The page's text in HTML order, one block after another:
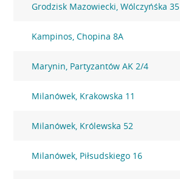
Grodzisk Mazowiecki, Wólczyńśka 35
Kampinos, Chopina 8A
Marynin, Partyzantów AK 2/4
Milanówek, Krakowska 11
Milanówek, Królewska 52
Milanówek, Piłsudskiego 16